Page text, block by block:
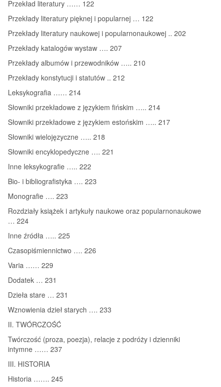
Przekład literatury …… 122
Przekłady literatury pięknej i popularnej … 122
Przekłady literatury naukowej i popularnonaukowej .. 202
Przekłady katalogów wystaw …. 207
Przekłady albumów i przewodników ….. 210
Przekłady konstytucji i statutów .. 212
Leksykografia …… 214
Słowniki przekładowe z językiem fińskim ….. 214
Słowniki przekładowe z językiem estońskim ….. 217
Słowniki wielojęzyczne ….. 218
Słowniki encyklopedyczne …. 221
Inne leksykografie ….. 222
Bio- i bibliografistyka …. 223
Monografie …. 223
Rozdziały książek i artykuły naukowe oraz popularnonaukowe
… 224
Inne źródła ….. 225
Czasopiśmiennictwo …. 226
Varia …… 229
Dodatek … 231
Dzieła stare … 231
Wznowienia dzieł starych …. 233
II. TWÓRCZOŚĆ
Twórczość (proza, poezja), relacje z podróży i dzienniki
intymne …… 237
III. HISTORIA
Historia ……. 245